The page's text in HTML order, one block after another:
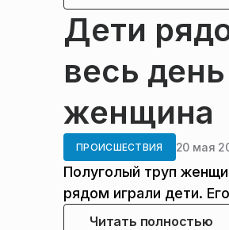
Дети
весь
женщина
ПРОИСШЕСТВИЯ 20 мая
Полуголый труп
рядом играли дети.
Читать полностью